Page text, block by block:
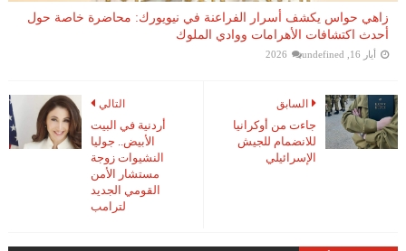
زاهي حواس يكشف أسرار الفراعنة في نيويورك: محاضرة خاصة حول
أحدث اكتشافات الأهرامات ووادي الملوك
أيار 16, 2026 undefined
التالي
أردنية في البيت
الأبيض.. جوليا
النشيوات زوجة
مستشار الأمن
القومي الجديد
لترامب
السابق
جاءت من أوكرانيا
للانضمام للجيش
الإسرائيلي